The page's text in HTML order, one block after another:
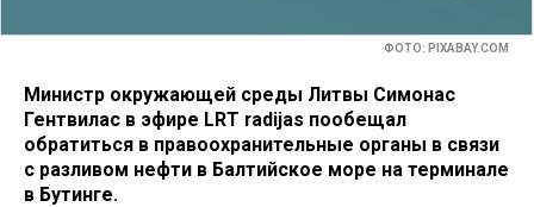
ФОТО: PIXABAY.COM
Министр окружающей среды Литвы Симонас
Гентвилас в эфире LRT radijas пообещал
обратиться в правоохранительные органы в связи
с разливом нефти в Балтийское море на терминале
в Бутинге.